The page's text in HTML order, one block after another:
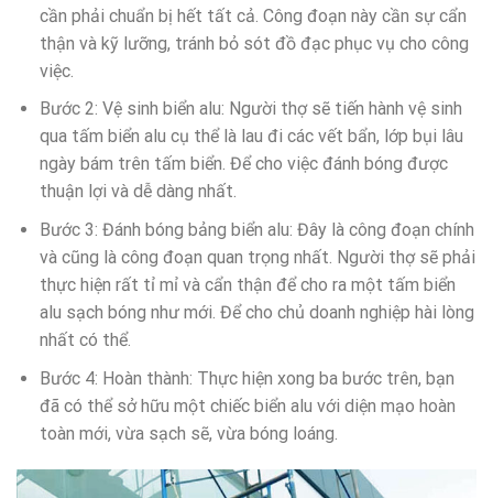
cần phải chuẩn bị hết tất cả. Công đoạn này cần sự cẩn
thận và kỹ lưỡng, tránh bỏ sót đồ đạc phục vụ cho công
việc.
Bước 2: Vệ sinh biển alu: Người thợ sẽ tiến hành vệ sinh
qua tấm biển alu cụ thể là lau đi các vết bẩn, lớp bụi lâu
ngày bám trên tấm biển. Để cho việc đánh bóng được
thuận lợi và dễ dàng nhất.
Bước 3: Đánh bóng bảng biển alu: Đây là công đoạn chính
và cũng là công đoạn quan trọng nhất. Người thợ sẽ phải
thực hiện rất tỉ mỉ và cẩn thận để cho ra một tấm biển
alu sạch bóng như mới. Để cho chủ doanh nghiệp hài lòng
nhất có thể.
Bước 4: Hoàn thành: Thực hiện xong ba bước trên, bạn
đã có thể sở hữu một chiếc biển alu với diện mạo hoàn
toàn mới, vừa sạch sẽ, vừa bóng loáng.